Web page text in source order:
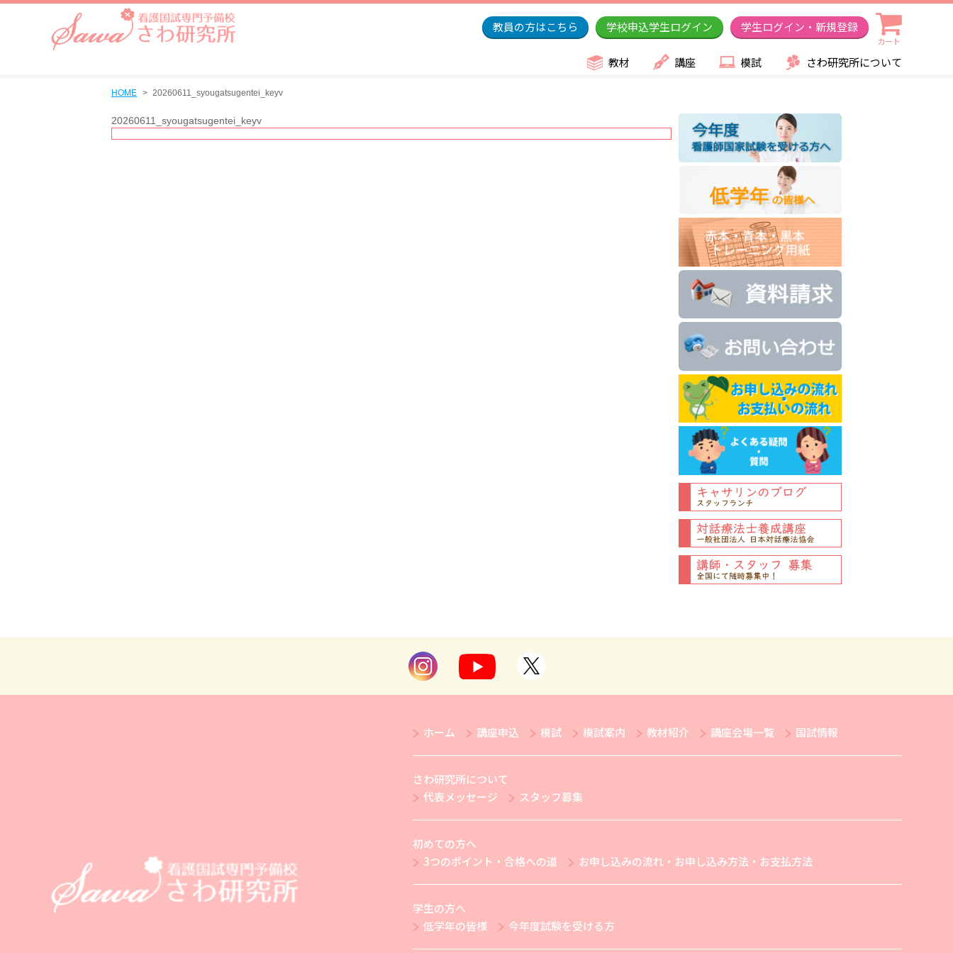
教員の方はこちら 学校申込学生ログイン 学生ログイン・新規登録
カート
教材 講座 模試 さわ研究所について
HOME 20260611_syougatsugentei_keyv
20260611_syougatsugentei_keyv
ホーム 講座申込 模試 模試案内 教材紹介 講座会場一覧 国試情報
さわ研究所について
代表メッセージ
スタッフ募集
初めての方へ
3つのポイント・合格への道
お申し込みの流れ・お申し込み方法・お支払方法
学生の方へ
低学年の皆様
今年度試験を受ける方